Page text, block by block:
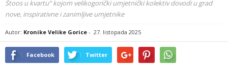
Štoos u kvartu“ kojom velikogorički umjetnički kolektiv dovodi u grad
nove, inspirativne i zanimljive umjetnike
Autor: Kronike Velike Gorice - 27. listopada 2025
Facebook Twitter